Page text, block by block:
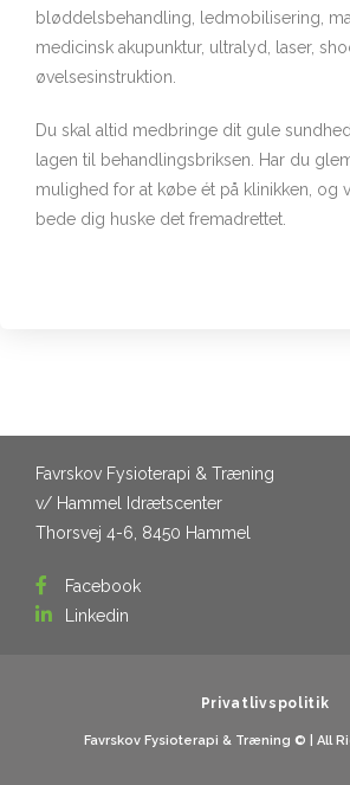
bløddelsbehandling, ledmobilisering,
medicinsk akupunktur, ultralyd, laser,
øvelsesinstruktion.
Du skal altid medbringe dit gule
lagen til behandlingsbriksen. Har du
mulighed for at købe ét på klinikken, og
bede dig huske det fremadrettet.
Favrskov Fysioterapi & Træning
v/ Hammel Idrætscenter
Thorsvej 4-6, 8450 Hammel
Facebook
Linkedin
Privatlivspolitik
Favrskov Fysioterapi & Træning ©​ | All